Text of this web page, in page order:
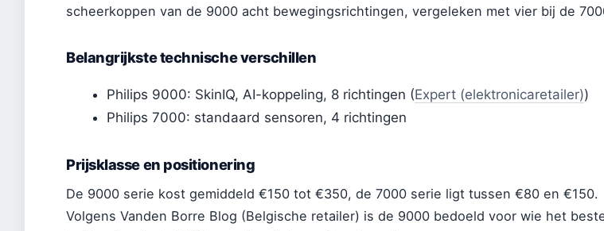
scheerkoppen van de 9000 acht bewegingsrichtingen, vergeleken met vier bij de
Belangrijkste technische verschillen
Philips 9000: SkinIQ, AI-koppeling, 8 richtingen (Expert (elektronicaretailer))
Philips 7000: standaard sensoren, 4 richtingen
Prijsklasse en positionering
De 9000 serie kost gemiddeld €150 tot €350, de 7000 serie ligt tussen €80 en €150.
Volgens Vanden Borre Blog (Belgische retailer) is de 9000 bedoeld voor wie het